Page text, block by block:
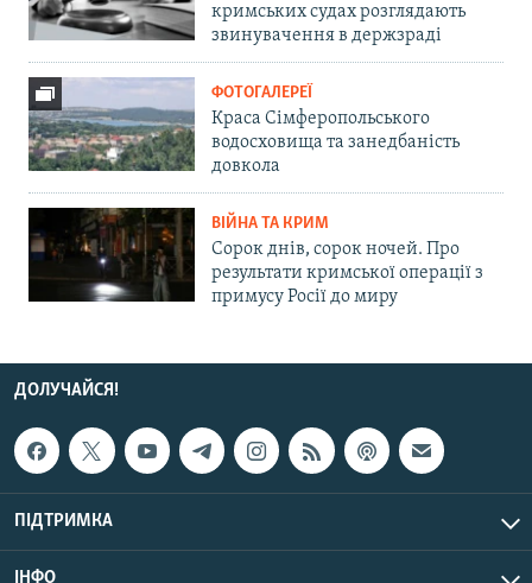
кримських судах розглядають
звинувачення в держзраді
ФОТОГАЛЕРЕЇ
Краса Сімферопольського
водосховища та занедбаність
довкола
ВІЙНА ТА КРИМ
Сорок днів, сорок ночей. Про
результати кримської операції з
примусу Росії до миру
ДОЛУЧАЙСЯ!
ПІДТРИМКА
ІНФО